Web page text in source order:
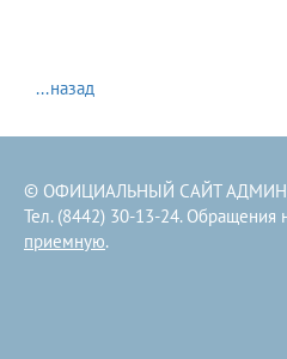
...назад
© ОФИЦИАЛЬНЫЙ САЙТ
Тел. (8442) 30-13-24. Обращения
приемную.